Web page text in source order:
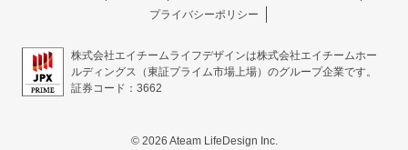
プライバシーポリシー
株式会社エイチームライフデザインは株式会社エイチームホー
ルディングス（東証プライム市場上場）のグループ企業です。
証券コード：3662
© 2026 Ateam LifeDesign Inc.